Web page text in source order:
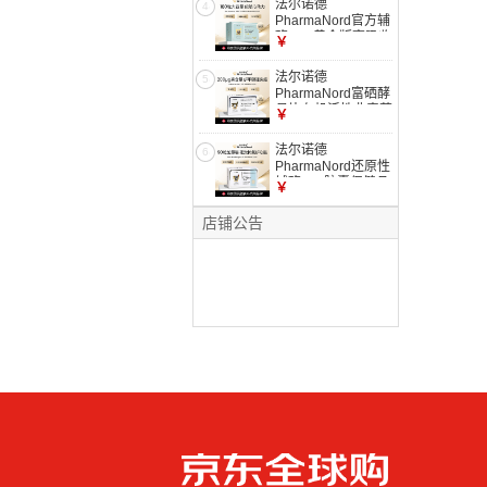
验装
4
法尔诺德
PharmaNord官方辅
酶Q10黄金版高吸收
护心肌 180粒*1盒
巩固装
￥
5
法尔诺德
PharmaNord富硒酵
母片有机活性非麦芽
片/150片 60片*1盒
200μg 进阶防护
￥
6
法尔诺德
PharmaNord还原性
辅酶q10胶囊保健品
￥
店铺公告